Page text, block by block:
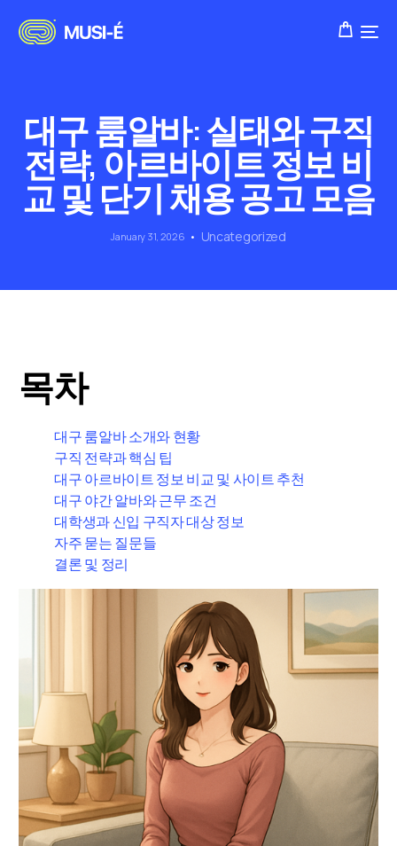
대구 룸알바: 실태와 구직
전략, 아르바이트 정보 비
교 및 단기 채용 공고 모음
January 31, 2026 Uncategorized
목차
대구 룸알바 소개와 현황
구직 전략과 핵심 팁
대구 아르바이트 정보 비교 및 사이트 추천
대구 야간 알바와 근무 조건
대학생과 신입 구직자 대상 정보
자주 묻는 질문들
결론 및 정리